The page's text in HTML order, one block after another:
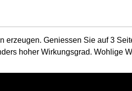
erzeugen. Geniessen Sie auf 3
hoher Wirkungsgrad. Wohlige